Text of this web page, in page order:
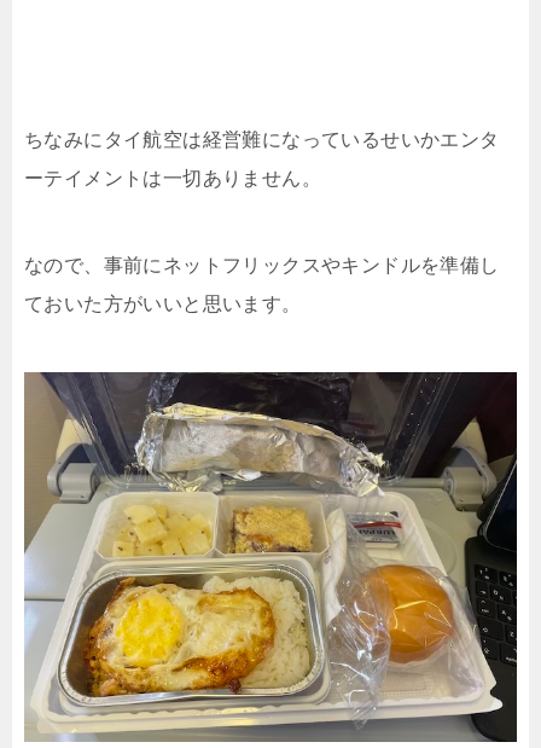
ちなみにタイ航空は経営難になっているせいかエンタ
ーテイメントは一切ありません。
なので、事前にネットフリックスやキンドルを準備し
ておいた方がいいと思います。